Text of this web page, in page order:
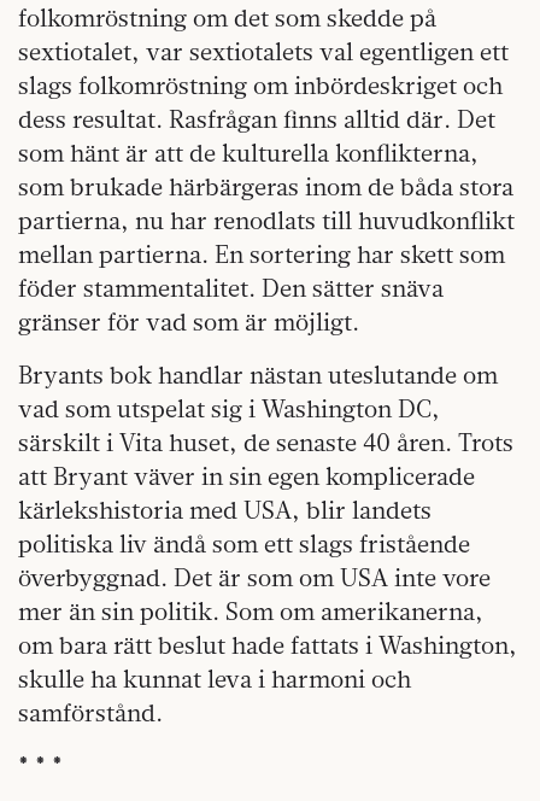
folkomröstning om det som skedde på
sextiotalet, var sextiotalets val egentligen ett
slags folkomröstning om inbördeskriget och
dess resultat. Rasfrågan finns alltid där. Det
som hänt är att de kulturella konflikterna,
som brukade härbärgeras inom de båda stora
partierna, nu har renodlats till huvudkonflikt
mellan partierna. En sortering har skett som
föder stammentalitet. Den sätter snäva
gränser för vad som är möjligt.
Bryants bok handlar nästan uteslutande om
vad som utspelat sig i Washington DC,
särskilt i Vita huset, de senaste 40 åren. Trots
att Bryant väver in sin egen komplicerade
kärlekshistoria med USA, blir landets
politiska liv ändå som ett slags fristående
överbyggnad. Det är som om USA inte vore
mer än sin politik. Som om amerikanerna,
om bara rätt beslut hade fattats i Washington,
skulle ha kunnat leva i harmoni och
samförstånd.
* * *